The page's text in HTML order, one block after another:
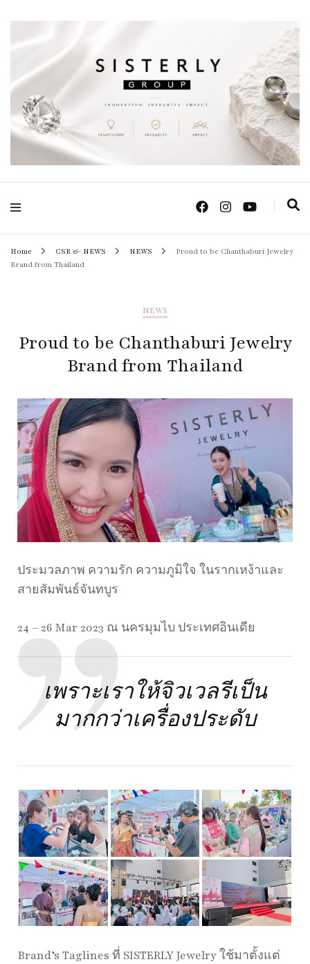
Sisterly Group
Thailand
Positive Power Jewelry แหวนแต่งงาน เครื่องประดับผู้หญิง จิวเวลรี จันทบุรี
Home CSR & NEWS NEWS
Proud to be Chanthaburi Jewelry
Brand from Thailand
NEWS
Proud to be Chanthaburi Jewelry
Brand from Thailand
ประมวลภาพ ความรัก ความภูมิใจ ในรากเหง้าและ
สายสัมพันธ์จันทบูร
24 – 26 Mar 2023 ณ นครมุมไบ ประเทศอินเดีย
เพราะเราให้จิวเวลรีเป็น
มากกว่าเครื่องประดับ
Brand’s Taglines ที่ SISTERLY Jewelry ใช้มาตั้งแต่